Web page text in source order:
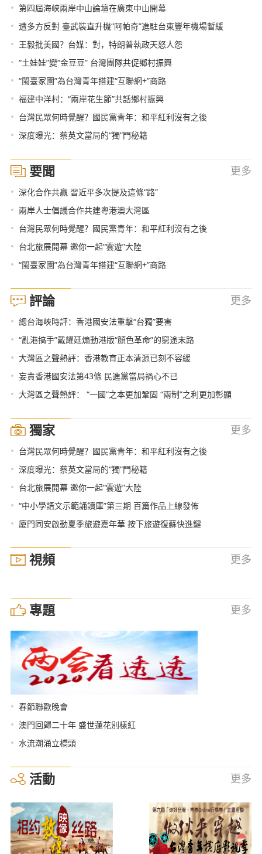
• 第四屆海峽兩岸中山論壇在廣東中山開幕
• 遭多方反對 臺武裝直升機“阿帕奇”進駐台東豐年機場暫緩
• 王毅批美國？台媒：對，特朗普執政天怒人怨
• “土娃娃”變“金豆豆” 台灣團隊共促鄉村振興
• “閩臺家園”為台灣青年搭建“互聯網+”商路
• 福建中洋村：“兩岸花生節”共話鄉村振興
• 台灣民眾何時覺醒？國民黨青年：和平紅利沒有之後
• 深度曝光：蔡英文當局的“獨”門秘籍
要聞 更多
• 深化合作共贏 習近平多次提及這條“路”
• 兩岸人士倡議合作共建粵港澳大灣區
• 台灣民眾何時覺醒？國民黨青年：和平紅利沒有之後
• 台北旅展開幕 邀你一起“雲遊”大陸
• “閩臺家園”為台灣青年搭建“互聯網+”商路
評論 更多
• 總台海峽時評：香港國安法重擊“台獨”要害
• “亂港搞手”戴耀廷煽動港版“顏色革命”的窮途末路
• 大灣區之聲熱評：香港教育正本清源已刻不容緩
• 妄責香港國安法第43條 民進黨當局禍心不已
• 大灣區之聲熱評： “一國”之本更加鞏固 “兩制”之利更加彰顯
獨家 更多
• 台灣民眾何時覺醒？國民黨青年：和平紅利沒有之後
• 深度曝光：蔡英文當局的“獨”門秘籍
• 台北旅展開幕 邀你一起“雲遊”大陸
• “中小學語文示範誦讀庫”第三期 百篇作品上線發佈
• 廈門同安啟動夏季旅遊嘉年華 按下旅遊復蘇快進鍵
視頻 更多
專題 更多
• 春節聯歡晚會
• 澳門回歸二十年 盛世蓮花別樣紅
• 水流潮涌立橋頭
活動 更多